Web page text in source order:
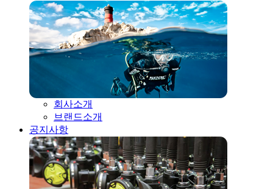
회사소개
브랜드소개
공지사항